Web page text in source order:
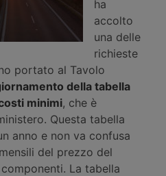
ha
accolto
una delle
richieste
portato al Tavolo
della tabella
minimi, che è
Questa tabella
anno e non va confusa
del prezzo del
La tabella